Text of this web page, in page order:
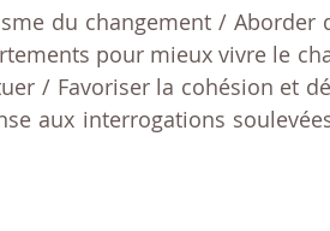
du changement /
pour mieux vivre le
/ Favoriser la cohésion et
aux interrogations